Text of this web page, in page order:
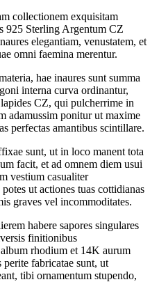
collectionem exquisitam
925 Sterling Argentum CZ
elegantiam, venustatem, et
omni faemina merentur.
hae inaures sunt summa
interna curva ordinantur,
CZ, qui pulcherrime in
adamussim ponitur ut maxime
perfectas amantibus scintillare.
sunt, ut in loco manent tota
facit, et ad omnem diem usui
vestium casualiter
ut actiones tuas cottidianas
graves vel incommoditates.
habere sapores singulares
finitionibus
rhodium et 14K aurum
fabricatae sunt, ut
tibi ornamentum stupendo,